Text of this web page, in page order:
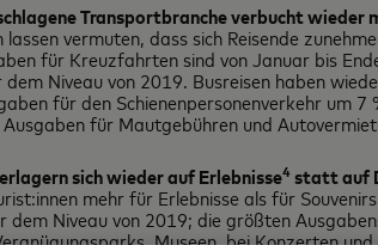
Transportbranche verbucht wieder
vermuten, dass sich Reisende
für Kreuzfahrten sind von Januar bis
Niveau von 2019. Busreisen haben
für den Schienenpersonenverkehr um
für Mautgebühren und
sich wieder auf Erlebnisse4statt auf
mehr für Erlebnisse als für
dem Niveau von 2019; die größten